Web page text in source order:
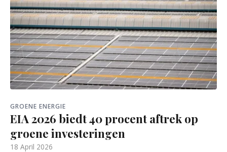
GROENE ENERGIE
EIA 2026 biedt 40 procent aftrek op
groene investeringen
18 April 2026